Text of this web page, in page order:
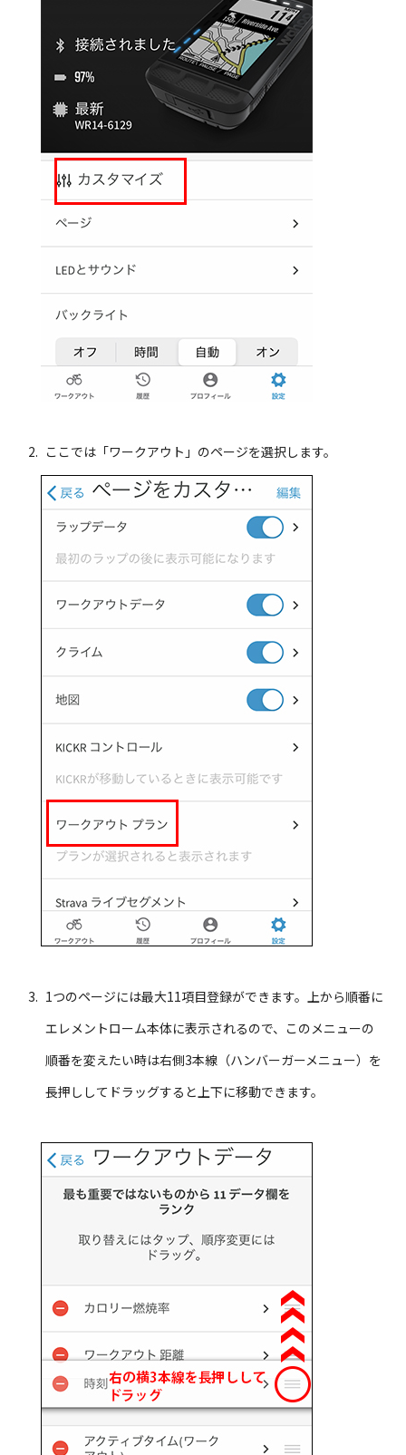
ここでは「ワークアウト」のページを選択します。
1つのページには最大11項目登録ができます。上から順番に
エレメントローム本体に表示されるので、このメニューの
順番を変えたい時は右側3本線（ハンバーガーメニュー）を
長押ししてドラッグすると上下に移動できます。